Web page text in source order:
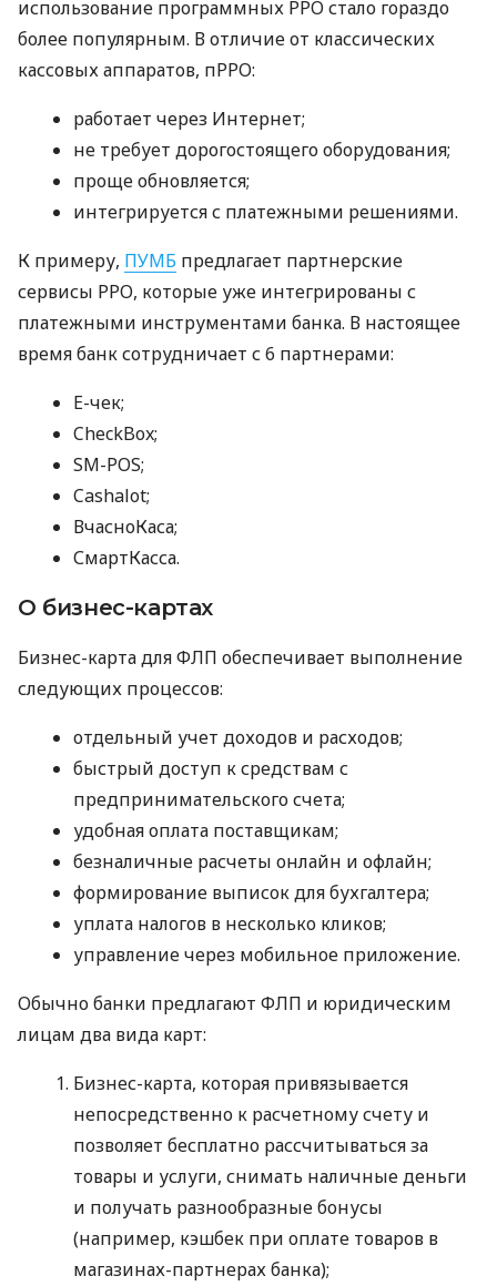
использование программных РРО стало гораздо
более популярным. В отличие от классических
кассовых аппаратов, пРРО:
работает через Интернет;
не требует дорогостоящего оборудования;
проще обновляется;
интегрируется с платежными решениями.
К примеру, ПУМБ предлагает партнерские
сервисы РРО, которые уже интегрированы с
платежными инструментами банка. В настоящее
время банк сотрудничает с 6 партнерами:
E-чек;
CheckBox;
SM-POS;
Cashalot;
ВчасноКаса;
СмартКасса.
О бизнес-картах
Бизнес-карта для ФЛП обеспечивает выполнение
следующих процессов:
отдельный учет доходов и расходов;
быстрый доступ к средствам с
предпринимательского счета;
удобная оплата поставщикам;
безналичные расчеты онлайн и офлайн;
формирование выписок для бухгалтера;
уплата налогов в несколько кликов;
управление через мобильное приложение.
Обычно банки предлагают ФЛП и юридическим
лицам два вида карт:
Бизнес-карта, которая привязывается
непосредственно к расчетному счету и
позволяет бесплатно рассчитываться за
товары и услуги, снимать наличные деньги
и получать разнообразные бонусы
(например, кэшбек при оплате товаров в
магазинах-партнерах банка);